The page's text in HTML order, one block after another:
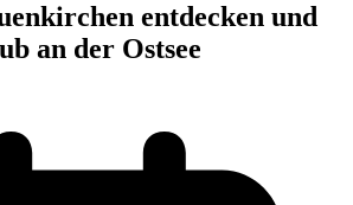
entdecken und
an der Ostsee